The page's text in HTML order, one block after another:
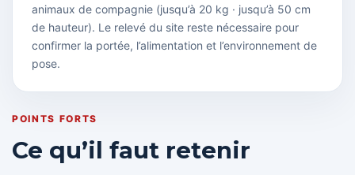
animaux de compagnie (jusqu’à 20 kg · jusqu’à 50 cm
de hauteur). Le relevé du site reste nécessaire pour
confirmer la portée, l’alimentation et l’environnement de
pose.
POINTS FORTS
Ce qu’il faut retenir